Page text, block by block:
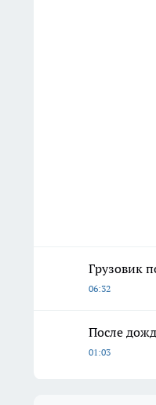
Грузовик
06:32
После
01:03